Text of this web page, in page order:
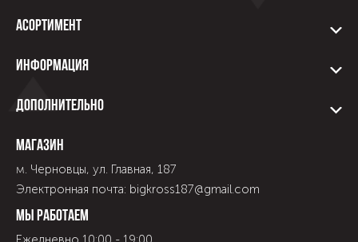
Асортимент
Информация
Дополнительно
Магазин
м. Черновцы, ул. Главная, 187
Электронная почта: bigkross187@gmail.com
Мы работаем